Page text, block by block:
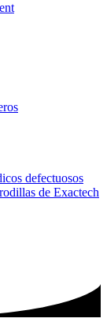
defectuosos
de Exactech